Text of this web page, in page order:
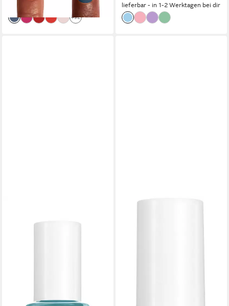
lieferbar - in 1-2 Werktagen bei dir
+92
lieferbar - in 1-2 Werktagen bei dir